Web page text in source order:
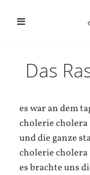
Das
es war an dem
cholerie cholera
und die ganze
cholerie cholera
es brachte uns